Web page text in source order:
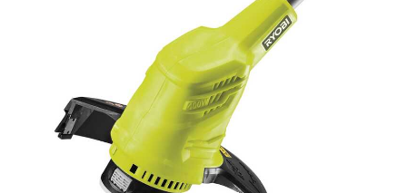
Lames niveleuses pour tracteur
Lave-vitres
Lieuses électriques pour vignes
Machines à pâtes
Eurosystems
Fama Industrie